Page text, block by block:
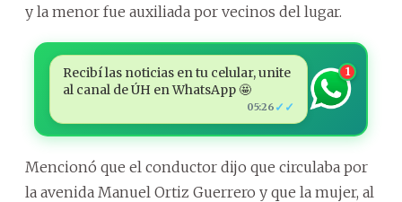
y la menor fue auxiliada por vecinos del lugar.
Recibí las noticias en tu celular, unite
al canal de ÚH en WhatsApp 🤩
05:26 ✓✓
1
Mencionó que el conductor dijo que circulaba por
la avenida Manuel Ortiz Guerrero y que la mujer, al